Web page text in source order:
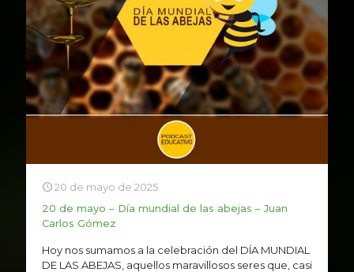
20 de mayo de 2025
20 de mayo – Día mundial de las abejas – Juan
Carlos Gómez
Hoy nos sumamos a la celebración del DÍA MUNDIAL
DE LAS ABEJAS, aquellos maravillosos seres que, casi